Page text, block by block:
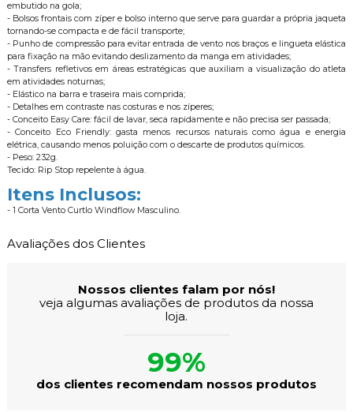
embutido na gola;
- Bolsos frontais com zíper e bolso interno que serve para guardar a própria jaqueta
tornando-se compacta e de fácil transporte;
- Punho de compressão para evitar entrada de vento nos braços e lingueta elástica
para fixação na mão evitando deslizamento da manga em atividades;
- Transfers refletivos em áreas estratégicas que auxiliam a visualização do atleta
em atividades noturnas;
- Elástico na barra e traseira mais comprida;
- Detalhes em contraste nas costuras e nos zíperes;
- Conceito Easy Care: fácil de lavar, seca rapidamente e não precisa ser passada;
- Conceito Eco Friendly: gasta menos recursos naturais como água e energia
elétrica, causando menos poluição com o descarte de produtos químicos.
- Peso: 232g.
Tecido: Rip Stop repelente à água.
Itens Inclusos:
- 1 Corta Vento Curtlo Windflow Masculino.
Avaliações dos Clientes
Nossos clientes falam por nós!
veja algumas avaliações de produtos da nossa
loja.
99%
dos clientes recomendam nossos produtos